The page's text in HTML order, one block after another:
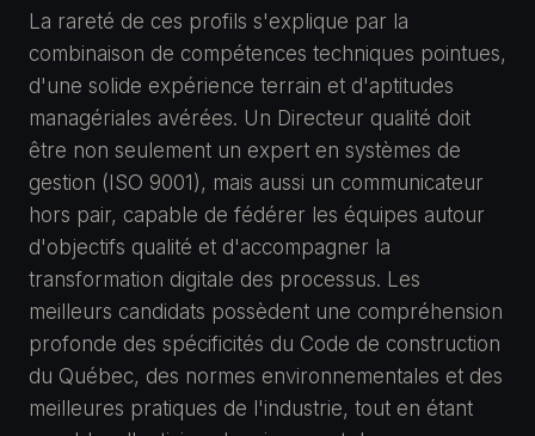
La rareté de ces profils s'explique par la
combinaison de compétences techniques pointues,
d'une solide expérience terrain et d'aptitudes
managériales avérées. Un Directeur qualité doit
être non seulement un expert en systèmes de
gestion (ISO 9001), mais aussi un communicateur
hors pair, capable de fédérer les équipes autour
d'objectifs qualité et d'accompagner la
transformation digitale des processus. Les
meilleurs candidats possèdent une compréhension
profonde des spécificités du Code de construction
du Québec, des normes environnementales et des
meilleures pratiques de l'industrie, tout en étant